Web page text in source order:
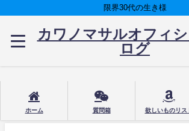
限界30代の生き様
カワノマサルオフィ
ログ
ホーム 質問箱 欲しいものリス